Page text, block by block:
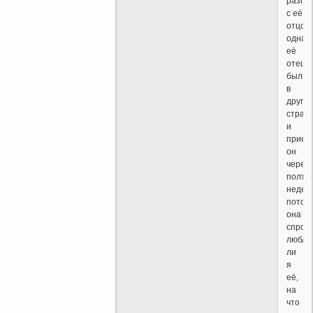
с её
отцом,
её
отец
был
в
другой
и
он
через
потом
она
люблю
ли
я
её,
на
что